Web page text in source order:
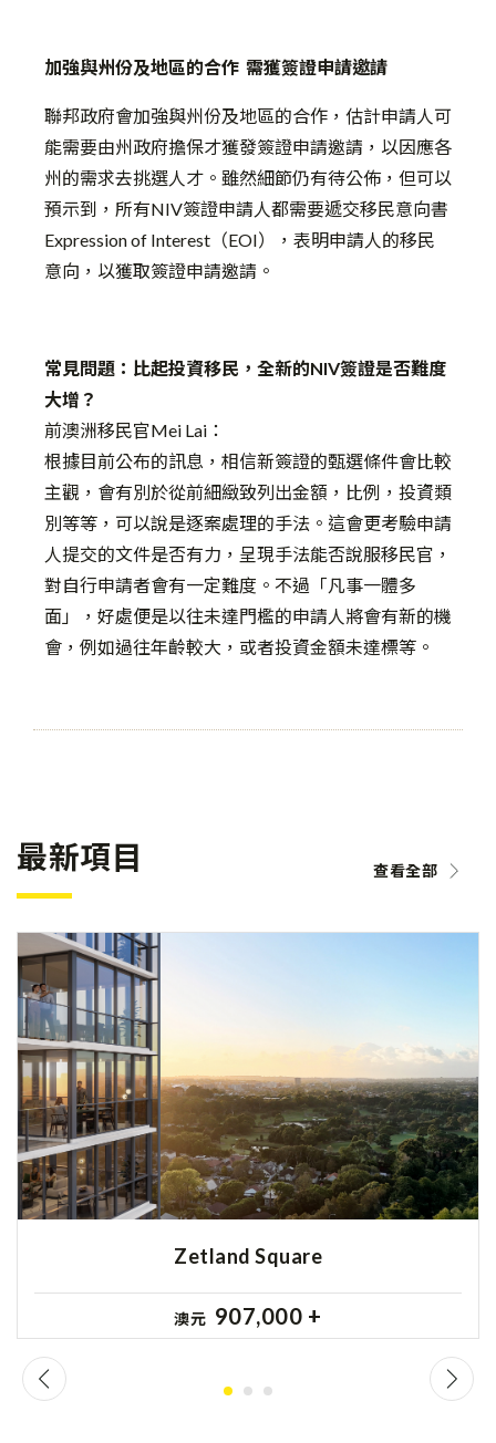
加強與州份及地區的合作 需獲簽證申請邀請
聯邦政府會加強與州份及地區的合作，估計申請人可
能需要由州政府擔保才獲發簽證申請邀請，以因應各
州的需求去挑選人才。雖然細節仍有待公佈，但可以
預示到，所有NIV簽證申請人都需要遞交移民意向書
Expression of Interest（EOI），表明申請人的移民
意向，以獲取簽證申請邀請。
常見問題：比起投資移民，全新的NIV簽證是否難度
大增？
前澳洲移民官Mei Lai：
根據目前公布的訊息，相信新簽證的甄選條件會比較
主觀，會有別於從前細緻致列出金額，比例，投資類
別等等，可以說是逐案處理的手法。這會更考驗申請
人提交的文件是否有力，呈現手法能否說服移民官，
對自行申請者會有一定難度。不過「凡事一體多
面」，好處便是以往未達門檻的申請人將會有新的機
會，例如過往年齡較大，或者投資金額未達標等。
最新項目 查看全部
Zetland Square
澳元 907,000 +